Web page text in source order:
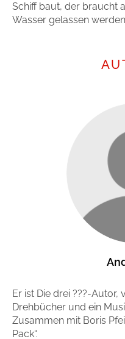
Schiff baut, der braucht
Wasser gelassen
Er ist Die drei ???-
Drehbücher und ein
Zusammen mit Boris
Pack“.